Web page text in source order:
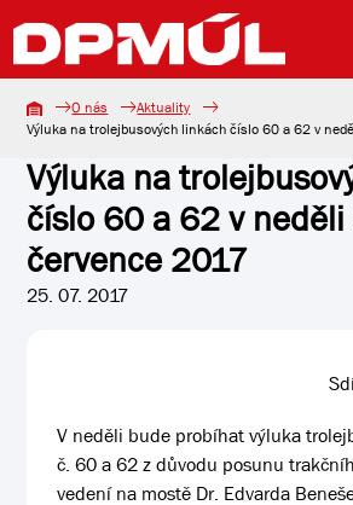
O nás
Aktuality
Výluka na trolejbusových linkách číslo 60 a 62 v
Výluka na
číslo 60 a 62 v
července 2017
25. 07. 2017
V neděli bude probíhat výluka
č. 60 a 62 z důvodu posunu
vedení na mostě Dr. Edvarda